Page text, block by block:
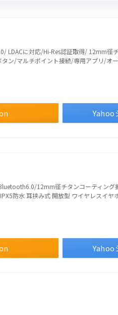
LDACに対応/Hi-Res認証取得/ 12mm径
ン/マルチポイント接続/専用アプリ/オ
Yahoo
12mm径チタンコーティング
防水 耳挟み式 開放型 ワイヤレスイヤ
Yahoo